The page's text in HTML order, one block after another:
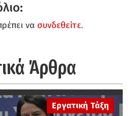
να συνδεθείτε.
Άρθρα
Εργατική Τάξη